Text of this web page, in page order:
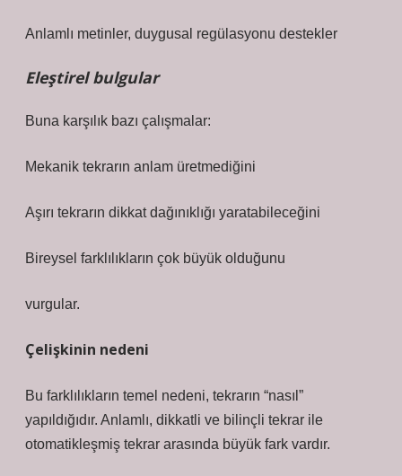
Anlamlı metinler, duygusal regülasyonu destekler
Eleştirel bulgular
Buna karşılık bazı çalışmalar:
Mekanik tekrarın anlam üretmediğini
Aşırı tekrarın dikkat dağınıklığı yaratabileceğini
Bireysel farklılıkların çok büyük olduğunu
vurgular.
Çelişkinin nedeni
Bu farklılıkların temel nedeni, tekrarın “nasıl”
yapıldığıdır. Anlamlı, dikkatli ve bilinçli tekrar ile
otomatikleşmiş tekrar arasında büyük fark vardır.